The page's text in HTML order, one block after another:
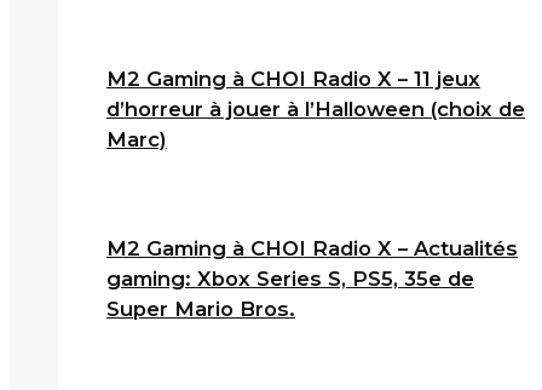
M2 Gaming à CHOI Radio X – 11 jeux
d’horreur à jouer à l’Halloween (choix de
Marc)
M2 Gaming à CHOI Radio X – Actualités
gaming: Xbox Series S, PS5, 35e de
Super Mario Bros.